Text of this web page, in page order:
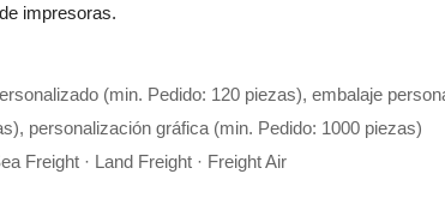
impresoras.
(min. Pedido: 120 piezas), embalaje
personalización gráfica (min. Pedido: 1000 piezas)
Freight · Land Freight · Freight Air